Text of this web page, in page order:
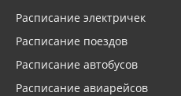
Расписание электричек
Расписание поездов
Расписание автобусов
Расписание авиарейсов